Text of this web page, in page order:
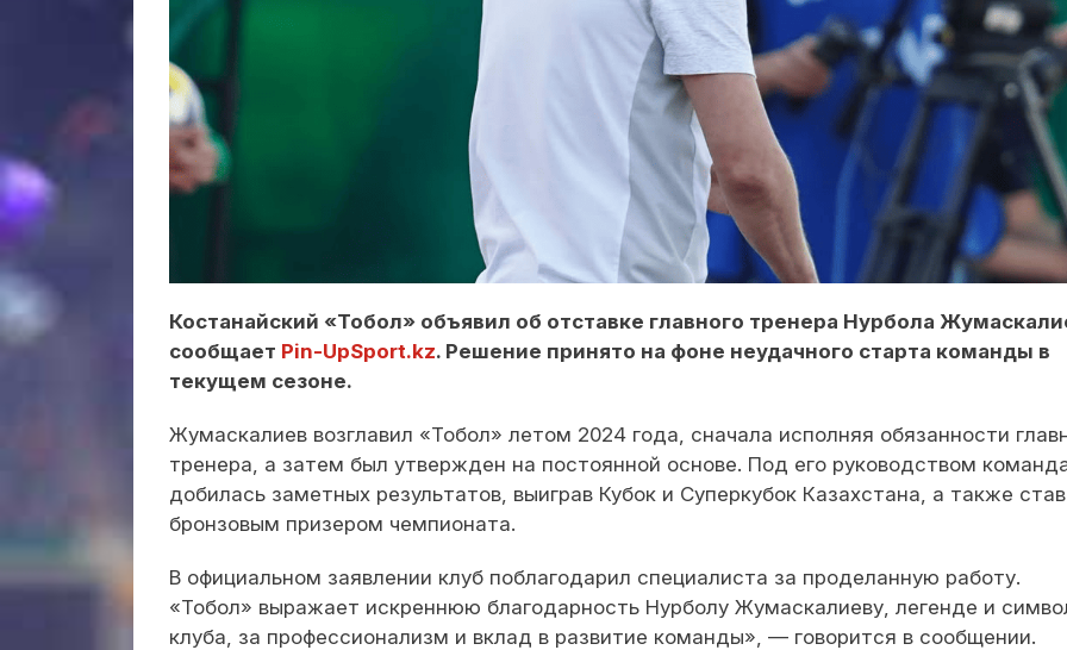
Костанайский «Тобол» объявил об отставке главного тренера Нурбола
сообщает Pin-UpSport.kz. Решение принято на фоне неудачного старта команды в
текущем сезоне.
Жумаскалиев возглавил «Тобол» летом 2024 года, сначала исполняя обязанности
тренера, а затем был утвержден на постоянной основе. Под его руководством
добилась заметных результатов, выиграв Кубок и Суперкубок Казахстана, а также став
бронзовым призером чемпионата.
В официальном заявлении клуб поблагодарил специалиста за проделанную работу.
«Тобол» выражает искреннюю благодарность Нурболу Жумаскалиеву, легенде и
клуба, за профессионализм и вклад в развитие команды», — говорится в сообщении.